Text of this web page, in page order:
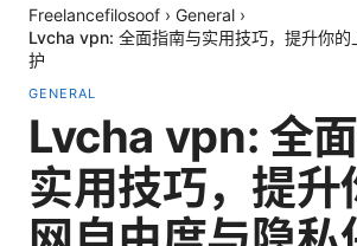
Freelancefilosoof › General ›
Lvcha vpn: 全面指南与实用技巧，提升你的
护
GENERAL
Lvcha vpn: 全
实用技巧，提升